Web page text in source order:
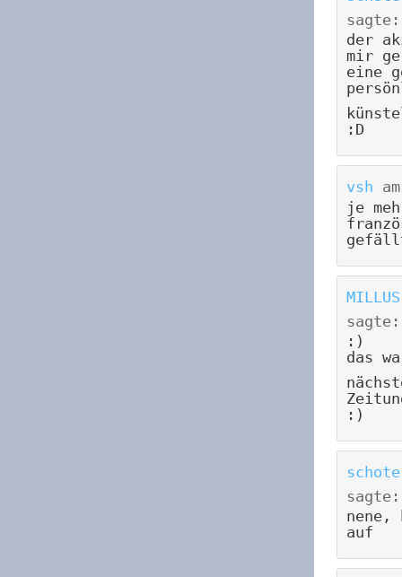
sagte:
der
mir
eine
:D
vsh
je
MILLUS
sagte:
:)
das
:)
schote
sagte:
nene,
auf